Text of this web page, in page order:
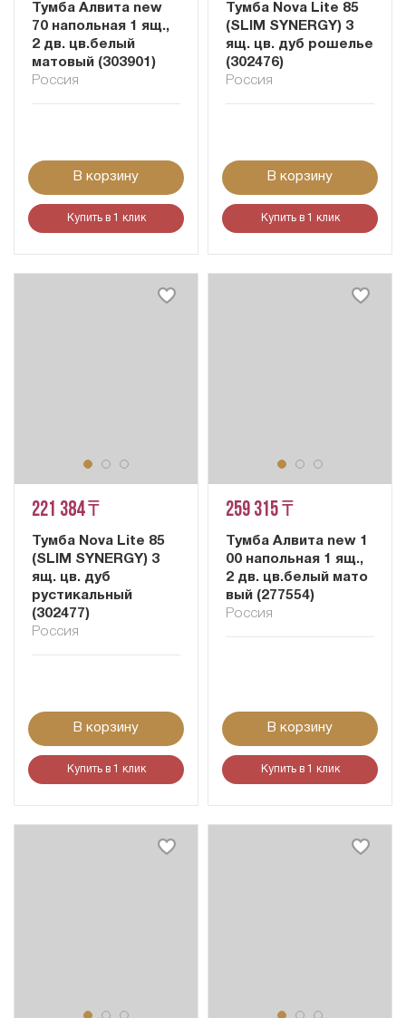
Тумба Алвита new
70 напольная 1 ящ.,
2 дв. цв.белый
матовый (303901)
Россия
В корзину
Купить в 1 клик
Тумба Nova Lite 85
(SLIM SYNERGY) 3
ящ. цв. дуб рошелье
(302476)
Россия
В корзину
Купить в 1 клик
221 384 ₸
Тумба Nova Lite 85
(SLIM SYNERGY) 3
ящ. цв. дуб
рустикальный
(302477)
Россия
В корзину
Купить в 1 клик
259 315 ₸
Тумба Алвита new 1
00 напольная 1 ящ.,
2 дв. цв.белый мато
вый (277554)
Россия
В корзину
Купить в 1 клик